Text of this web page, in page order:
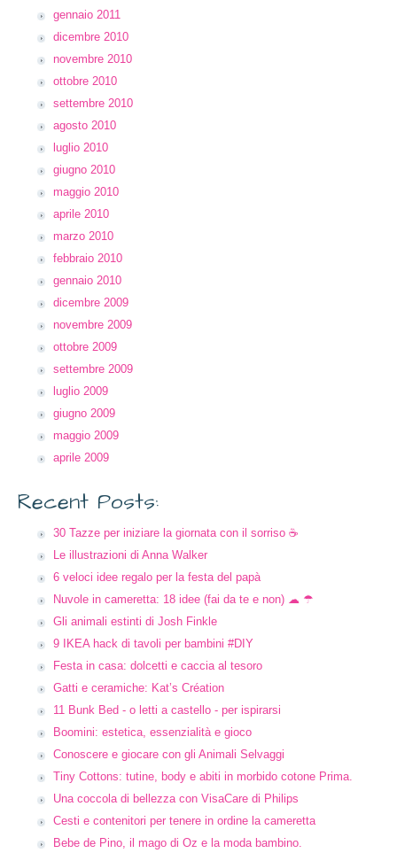
gennaio 2011
dicembre 2010
novembre 2010
ottobre 2010
settembre 2010
agosto 2010
luglio 2010
giugno 2010
maggio 2010
aprile 2010
marzo 2010
febbraio 2010
gennaio 2010
dicembre 2009
novembre 2009
ottobre 2009
settembre 2009
luglio 2009
giugno 2009
maggio 2009
aprile 2009
Recent Posts:
30 Tazze per iniziare la giornata con il sorriso ☕
Le illustrazioni di Anna Walker
6 veloci idee regalo per la festa del papà
Nuvole in cameretta: 18 idee (fai da te e non) ☁ ☂
Gli animali estinti di Josh Finkle
9 IKEA hack di tavoli per bambini #DIY
Festa in casa: dolcetti e caccia al tesoro
Gatti e ceramiche: Kat’s Création
11 Bunk Bed - o letti a castello - per ispirarsi
Boomini: estetica, essenzialità e gioco
Conoscere e giocare con gli Animali Selvaggi
Tiny Cottons: tutine, body e abiti in morbido cotone Prima.
Una coccola di bellezza con VisaCare di Philips
Cesti e contenitori per tenere in ordine la cameretta
Bebe de Pino, il mago di Oz e la moda bambino.